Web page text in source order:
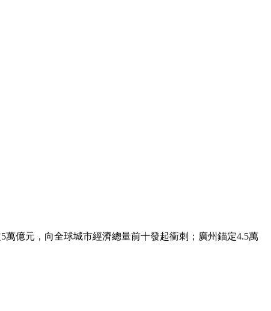
億元，向全球城市經濟總量前十發起衝刺；廣州錨定4.5萬